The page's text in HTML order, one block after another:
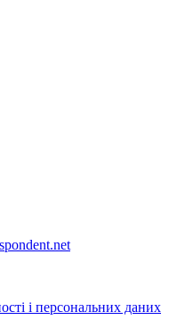
і персональних даних